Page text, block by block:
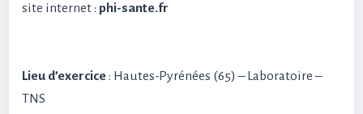
site internet : phi-sante.fr
Lieu d’exercice: Hautes-Pyrénées (65) – Laboratoire –
TNS